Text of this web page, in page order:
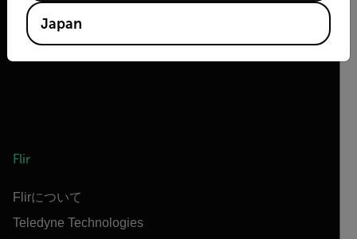
Flir
Flirについて
Teledyne Technologies
Japan